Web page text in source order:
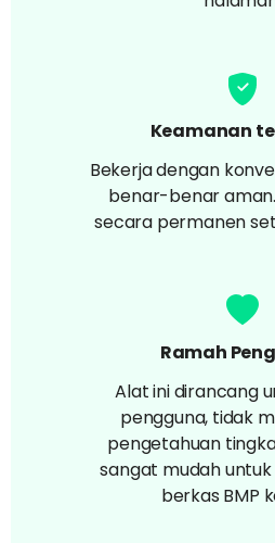
Keamanan
Bekerja dengan
benar-benar
secara permanen
Ramah
Alat ini dirancang
pengguna, tidak
pengetahuan
sangat mudah
berkas BMP